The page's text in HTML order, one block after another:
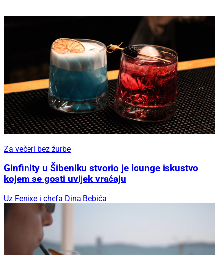
Za večeri bez žurbe
Ginfinity u Šibeniku stvorio je lounge iskustvo
kojem se gosti uvijek vraćaju
Uz Fenixe i chefa Dina Bebića